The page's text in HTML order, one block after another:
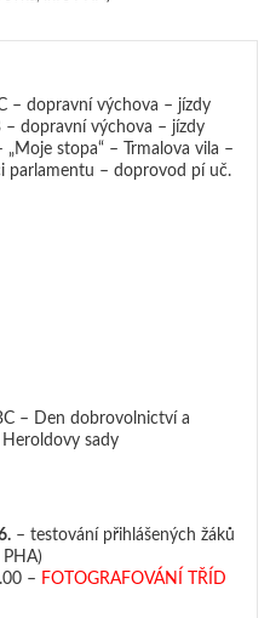
– dopravní výchova – jízdy
– dopravní výchova – jízdy
stopa“ – Trmalova vila –
parlamentu – doprovod pí uč.
– Den dobrovolnictví a
sady
– testování přihlášených žáků
– FOTOGRAFOVÁNÍ TŘÍD